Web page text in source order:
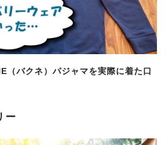
（バクネ）パジャマを実際に着た口
ー